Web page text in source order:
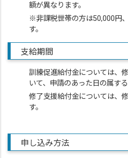
額が異なります。
※非課税世帯の方は50,000円
す。
支給期間
訓練促進給付金については、
いて、申請のあった日の属す
修了支援給付金については、
す。
申し込み方法